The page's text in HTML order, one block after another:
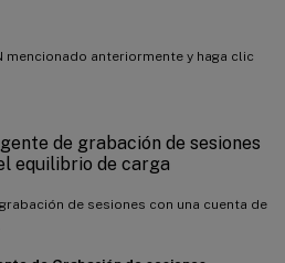
mencionado anteriormente y haga clic
de grabación de sesiones
equilibrio de carga
de sesiones con una cuenta de